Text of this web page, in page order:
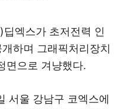
엑스가 초저전력 인
하며 그래픽처리장치
면으로 겨냥했다.
서울 강남구 코엑스에